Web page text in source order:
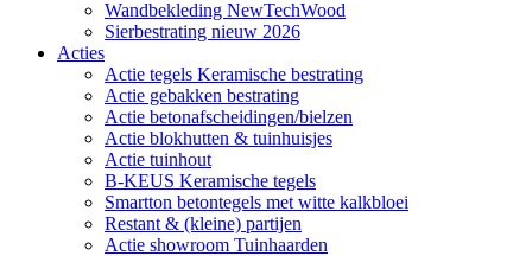
Wandbekleding NewTechWood
Sierbestrating nieuw 2026
Acties
Actie tegels Keramische bestrating
Actie gebakken bestrating
Actie betonafscheidingen/bielzen
Actie blokhutten & tuinhuisjes
Actie tuinhout
B-KEUS Keramische tegels
Smartton betontegels met witte kalkbloei
Restant & (kleine) partijen
Actie showroom Tuinhaarden